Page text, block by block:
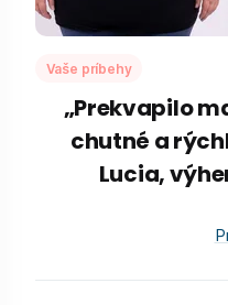
Vaše príbehy
„Prekvapilo
chutné a
Lucia,